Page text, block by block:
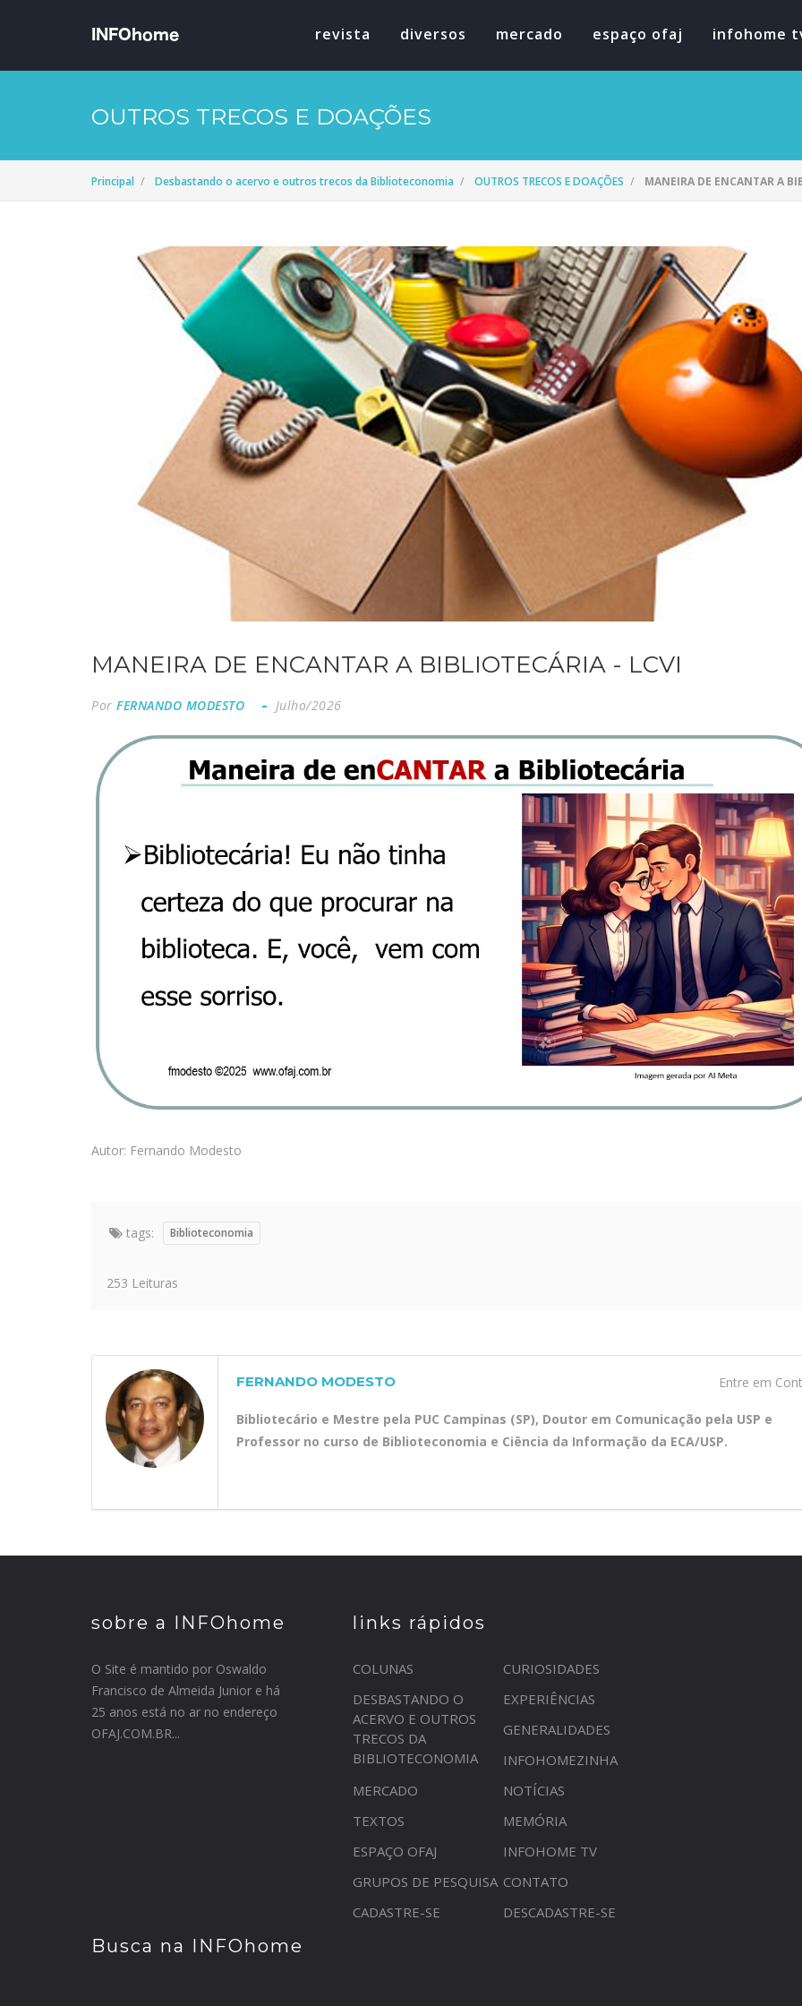
revista diversos mercado espaço ofaj infohome
OUTROS TRECOS E DOAÇÕES
Principal Desbastando o acervo e outros trecos da Biblioteconomia OUTROS TRECOS E DOAÇÕES MANEIRA DE ENCANTAR A
MANEIRA DE ENCANTAR A BIBLIOTECÁRIA - LCVI
Por FERNANDO MODESTO Julho/2026
Autor: Fernando Modesto
tags: Biblioteconomia
253 Leituras
Entre em
FERNANDO MODESTO
Bibliotecário e Mestre pela PUC Campinas (SP), Doutor em Comunicação pela USP e
Professor no curso de Biblioteconomia e Ciência da Informação da ECA/USP.
sobre a INFOhome
O Site é mantido por Oswaldo
Francisco de Almeida Junior e há
25 anos está no ar no endereço
OFAJ.COM.BR...
links rápidos
COLUNAS
CURIOSIDADES
DESBASTANDO O
ACERVO E OUTROS
TRECOS DA
BIBLIOTECONOMIA
EXPERIÊNCIAS
GENERALIDADES
INFOHOMEZINHA
MERCADO
NOTÍCIAS
TEXTOS
MEMÓRIA
ESPAÇO OFAJ
INFOHOME TV
GRUPOS DE PESQUISA CONTATO
CADASTRE-SE
DESCADASTRE-SE
Busca na INFOhome